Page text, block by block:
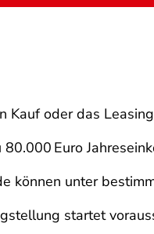
Kauf oder das
Euro
können unter
startet